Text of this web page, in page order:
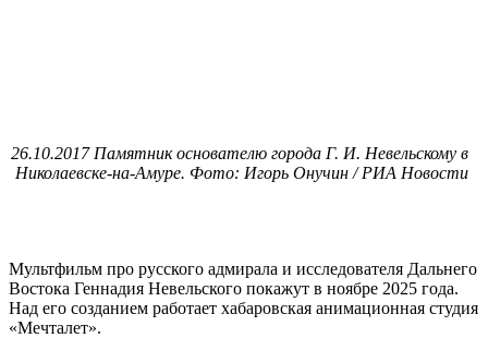
26.10.2017 Памятник основателю города Г. И. Невельскому в
Николаевске-на-Амуре. Фото: Игорь Онучин / РИА Новости
Мультфильм про русского адмирала и исследователя Дальнего
Востока Геннадия Невельского покажут в ноябре 2025 года.
Над его созданием работает хабаровская анимационная студия
«Мечталет».